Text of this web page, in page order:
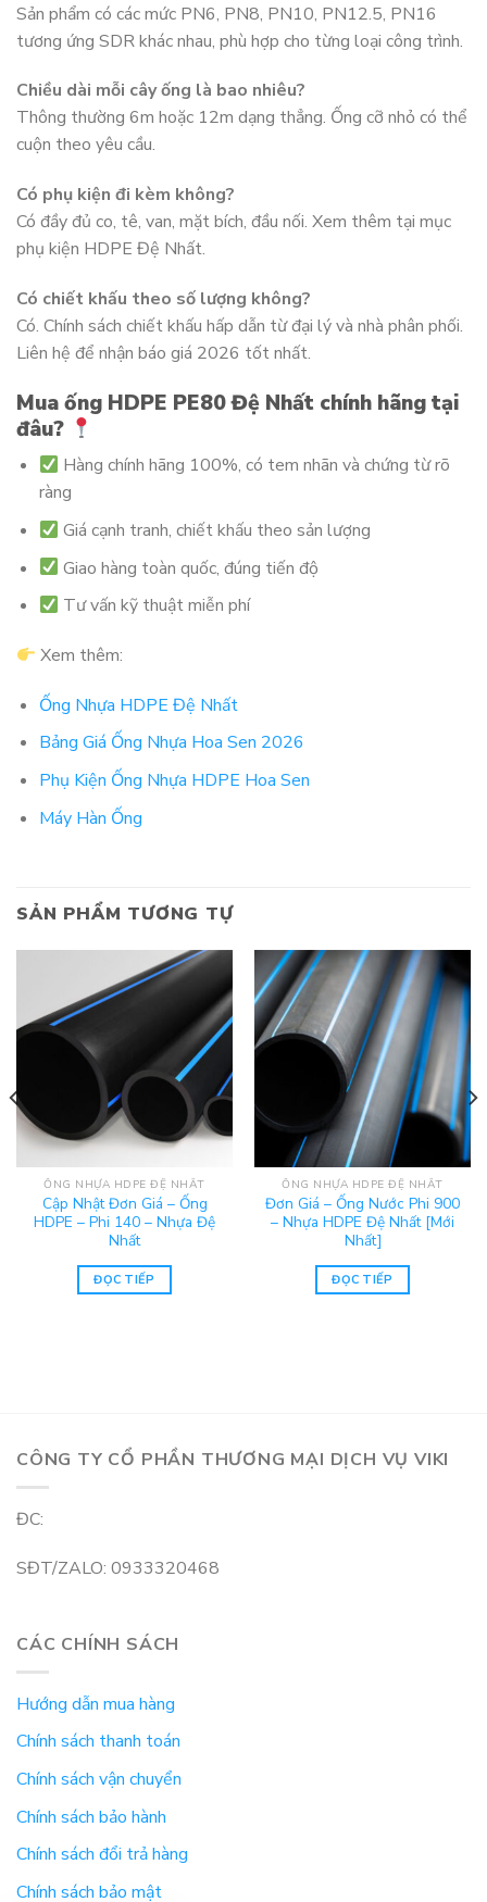
Sản phẩm có các mức PN6, PN8, PN10, PN12.5, PN16
tương ứng SDR khác nhau, phù hợp cho từng loại công trình.
Chiều dài mỗi cây ống là bao nhiêu?
Thông thường 6m hoặc 12m dạng thẳng. Ống cỡ nhỏ có thể
cuộn theo yêu cầu.
Có phụ kiện đi kèm không?
Có đầy đủ co, tê, van, mặt bích, đầu nối. Xem thêm tại mục
phụ kiện HDPE Đệ Nhất.
Có chiết khấu theo số lượng không?
Có. Chính sách chiết khấu hấp dẫn từ đại lý và nhà phân phối.
Liên hệ để nhận báo giá 2026 tốt nhất.
Mua ống HDPE PE80 Đệ Nhất chính hãng tại
đâu?
Hàng chính hãng 100%, có tem nhãn và chứng từ rõ
ràng
Giá cạnh tranh, chiết khấu theo sản lượng
Giao hàng toàn quốc, đúng tiến độ
Tư vấn kỹ thuật miễn phí
Xem thêm:
Ống Nhựa HDPE Đệ Nhất
Bảng Giá Ống Nhựa Hoa Sen 2026
Phụ Kiện Ống Nhựa HDPE Hoa Sen
Máy Hàn Ống
SẢN PHẨM TƯƠNG TỰ
ỐNG NHỰA HDPE ĐỆ NHẤT
Cập Nhật Đơn Giá – Ống
HDPE – Phi 140 – Nhựa Đệ
Nhất
ĐỌC TIẾP
ỐNG NHỰA HDPE ĐỆ NHẤT
Đơn Giá – Ống Nước Phi 900
– Nhựa HDPE Đệ Nhất [Mới
Nhất]
ĐỌC TIẾP
CÔNG TY CỔ PHẦN THƯƠNG MẠI DỊCH VỤ VIKI
ĐC:
SĐT/ZALO: 0933320468
CÁC CHÍNH SÁCH
Hướng dẫn mua hàng
Chính sách thanh toán
Chính sách vận chuyển
Chính sách bảo hành
Chính sách đổi trả hàng
Chính sách bảo mật